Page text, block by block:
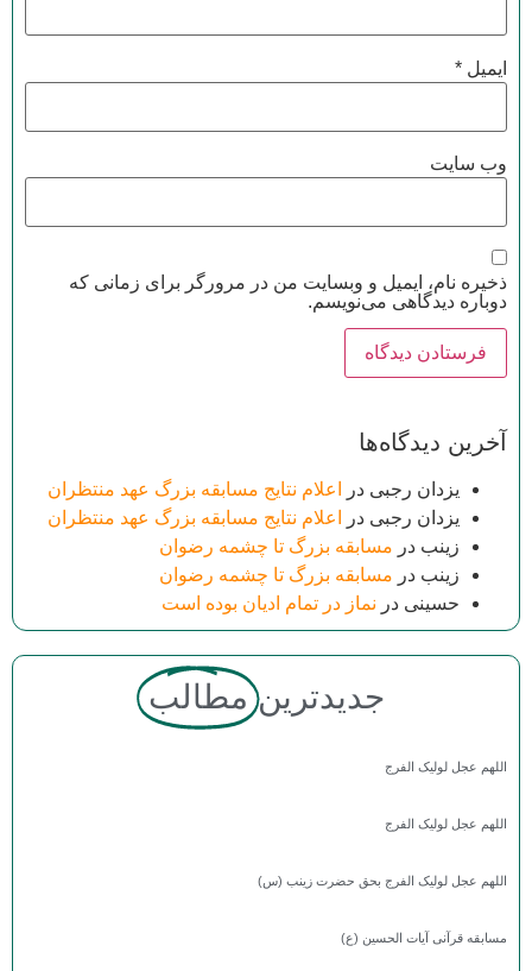
ایمیل *
وب‌ سایت
ذخیره نام، ایمیل و وبسایت من در مرورگر برای زمانی که
دوباره دیدگاهی می‌نویسم.
آخرین دیدگاه‌ها
یزدان رجبی در
اعلام نتایج مسابقه بزرگ عهد منتظران
یزدان رجبی در
اعلام نتایج مسابقه بزرگ عهد منتظران
زینب در مسابقه بزرگ تا چشمه رضوان
زینب در مسابقه بزرگ تا چشمه رضوان
حسینی در نماز در تمام ادیان بوده است
جدیدترین مطالب
اللهم عجل لولیک الفرج
اللهم عجل لولیک الفرج
اللهم عجل لولیک الفرج بحق حضرت زینب (س)
مسابقه قرآنی آیات الحسین (ع)